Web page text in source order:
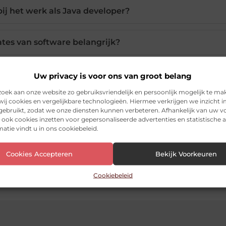
Uw privacy is voor ons van groot belang
aan onze website zo gebruiksvriendelijk en persoonlijk mogelijk te
cookies en vergelijkbare technologieën. Hiermee verkrijgen we inzicht
zodat we onze diensten kunnen verbeteren. Afhankelijk van uw
cookies inzetten voor gepersonaliseerde advertenties en statistische
vindt u in ons cookiebeleid.
Cookies Accepteren Bekijk Voorkeuren
Cookiebeleid
het werk als Java developer?
van software belangrijk?
zijn in Apeldoorn gevestigd?
Pinterest LinkedIn